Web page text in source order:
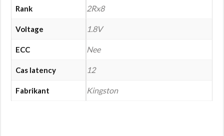
Rank 2Rx8
Voltage 1.8V
ECC Nee
Cas latency 12
Fabrikant Kingston